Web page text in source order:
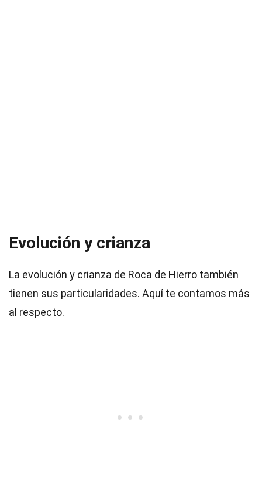
Evolución y crianza
La evolución y crianza de Roca de Hierro también
tienen sus particularidades. Aquí te contamos más
al respecto.